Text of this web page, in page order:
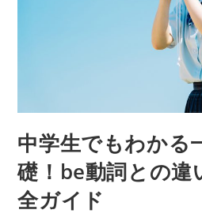
中学生でもわかる
礎！be動詞との違
全ガイド